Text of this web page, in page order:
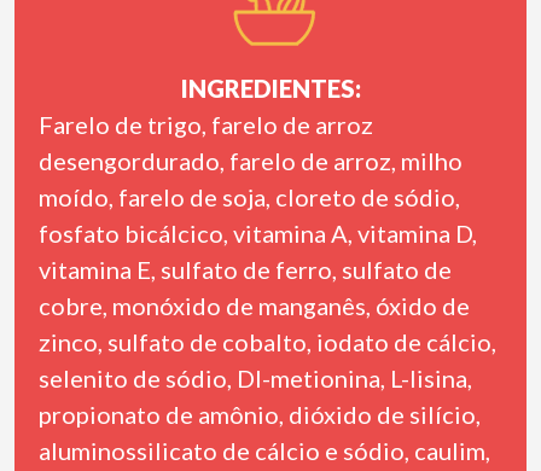
INGREDIENTES:
Farelo de trigo, farelo de arroz
desengordurado, farelo de arroz, milho
moído, farelo de soja, cloreto de sódio,
fosfato bicálcico, vitamina A, vitamina D,
vitamina E, sulfato de ferro, sulfato de
cobre, monóxido de manganês, óxido de
zinco, sulfato de cobalto, iodato de cálcio,
selenito de sódio, Dl-metionina, L-lisina,
propionato de amônio, dióxido de silício,
aluminossilicato de cálcio e sódio, caulim,